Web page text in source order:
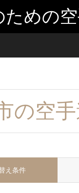
ための
の空
え条件